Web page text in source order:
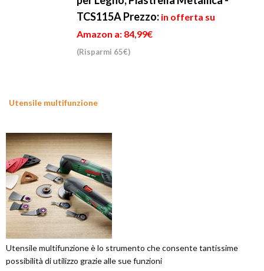
TCS115APrezzo: in offerta su
Amazon a: 84,99€
(Risparmi 65€)
Utensile multifunzione
Utensile multifunzione è lo strumento che consente tantissime
possibilità di utilizzo grazie alle sue funzioni